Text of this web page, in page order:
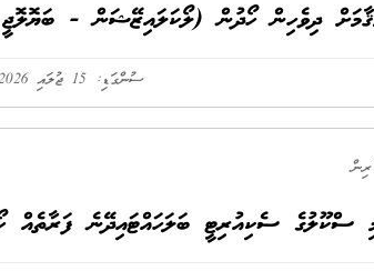
ދިވެހިން ހޯދުން (ލޯކަލައިޒޭޝަން -
ސުންގަޑި: 15 ޖުލައި 2026 14:00